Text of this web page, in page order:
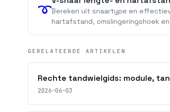
➰Bereken uit snaartype en
hartafstand, omslingeringshoek
GERELATEERDE ARTIKELEN
Rechte tandwielgids: module,
2026-06-03